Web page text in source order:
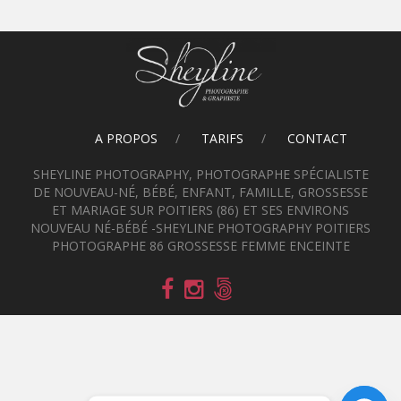
A PROPOS TARIFS CONTACT
SHEYLINE PHOTOGRAPHY, PHOTOGRAPHE SPÉCIALISTE
DE NOUVEAU-NÉ, BÉBÉ, ENFANT, FAMILLE, GROSSESSE
ET MARIAGE SUR POITIERS (86) ET SES ENVIRONS
NOUVEAU NÉ-BÉBÉ -SHEYLINE PHOTOGRAPHY POITIERS
PHOTOGRAPHE 86 GROSSESSE FEMME ENCEINTE